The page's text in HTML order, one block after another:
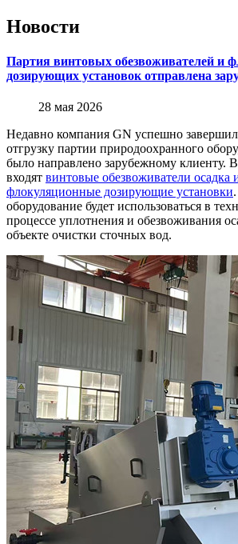
Новости
Партия винтовых обезвоживателей и
дозирующих установок отправлена
28 мая 2026
Недавно компания GN успешно
отгрузку партии природоохранного
было направлено зарубежному клиенту. В
входят винтовые обезвоживатели осадка
флокуляционные дозирующие установки
оборудование будет использоваться в
процессе уплотнения и обезвоживания
объекте очистки сточных вод.